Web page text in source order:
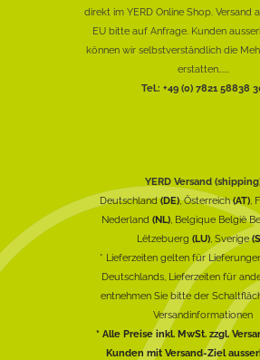
direkt im YERD Online Shop. Versand
EU bitte auf Anfrage. Kunden
können wir selbstverständlich die
erstatten......
Tel.: +49 (0) 7821 58838
YERD Versand
Deutschland(DE), Österreich(AT),
Nederland (NL), Belgique België
Lëtzebuerg (LU), Sverige
* Lieferzeiten gelten für
Deutschlands, Lieferzeiten für
entnehmen Sie bitte der
Versandinformationen
* Alle Preise inkl. MwSt. zzgl.
Kunden mit Versand-Ziel